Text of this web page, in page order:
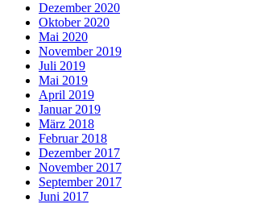
Dezember 2020
Oktober 2020
Mai 2020
November 2019
Juli 2019
Mai 2019
April 2019
Januar 2019
März 2018
Februar 2018
Dezember 2017
November 2017
September 2017
Juni 2017